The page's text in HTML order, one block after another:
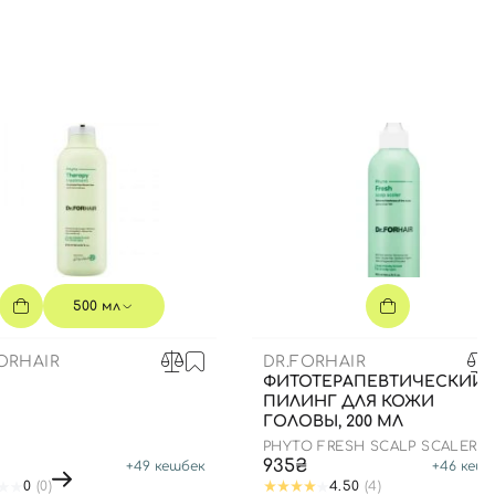
500 мл
+49 кешбек
0 (0)
DR.FORHAIR
ФИТОТЕРАПЕВТИЧЕСКИЙ
ПИЛИНГ ДЛЯ КОЖИ
ГОЛОВЫ, 200 МЛ
PHYTO FRESH SCALP SCALER
935₴ +46
4.50 (4)